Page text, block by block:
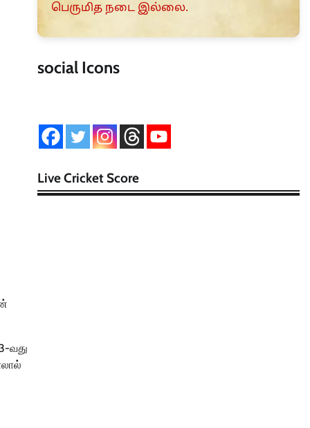
வது
பெருமித நடை இல்லை.
social Icons
Live Cricket Score